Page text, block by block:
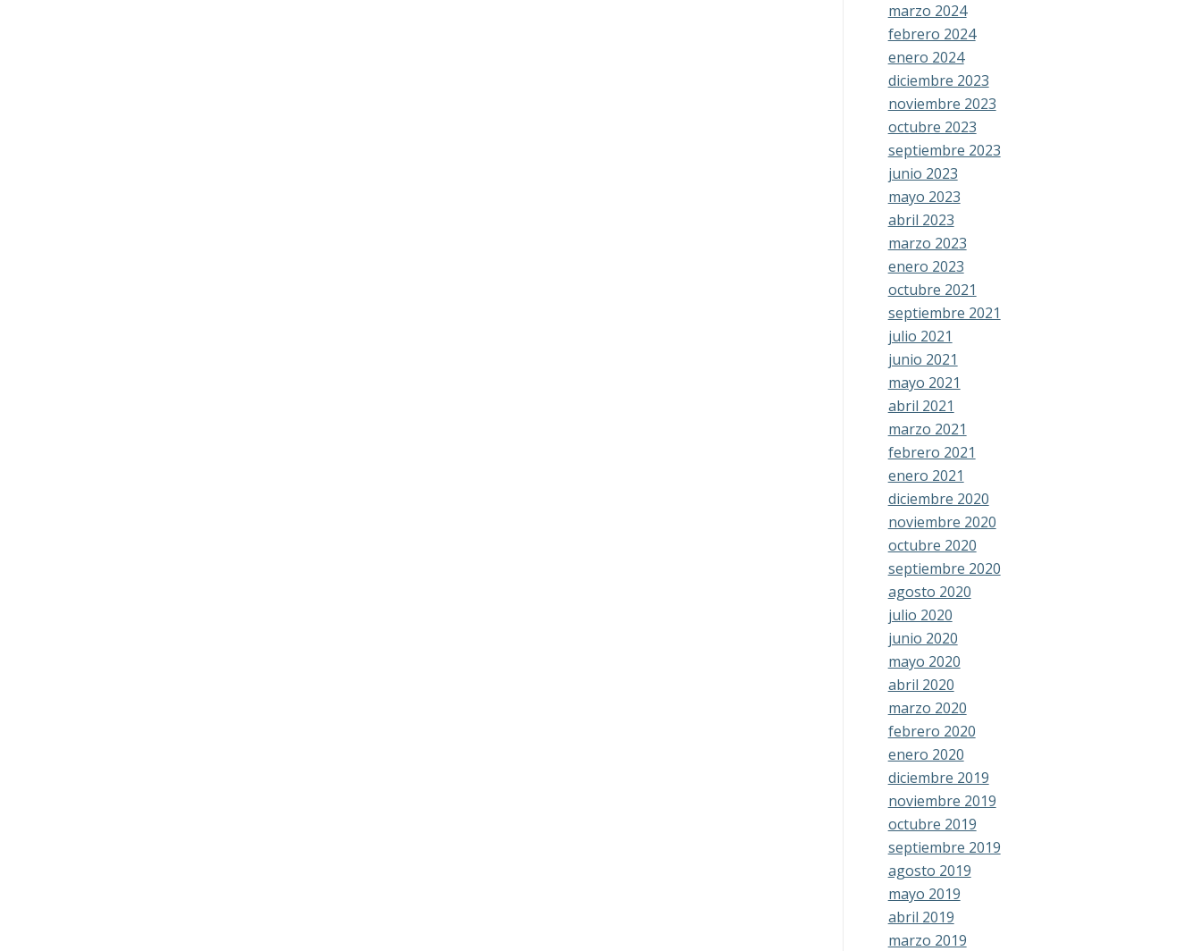
marzo 2024
febrero 2024
enero 2024
diciembre 2023
noviembre 2023
octubre 2023
septiembre 2023
junio 2023
mayo 2023
abril 2023
marzo 2023
enero 2023
octubre 2021
septiembre 2021
julio 2021
junio 2021
mayo 2021
abril 2021
marzo 2021
febrero 2021
enero 2021
diciembre 2020
noviembre 2020
octubre 2020
septiembre 2020
agosto 2020
julio 2020
junio 2020
mayo 2020
abril 2020
marzo 2020
febrero 2020
enero 2020
diciembre 2019
noviembre 2019
octubre 2019
septiembre 2019
agosto 2019
mayo 2019
abril 2019
marzo 2019